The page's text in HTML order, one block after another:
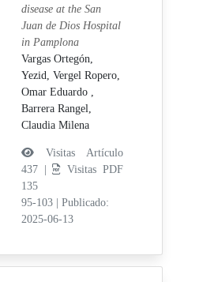
disease at the San
Juan de Dios Hospital
in Pamplona
Vargas Ortegón,
Yezid, Vergel Ropero,
Omar Eduardo ,
Barrera Rangel,
Claudia Milena
Visitas Artículo
437 |
Visitas PDF
135
95-103
Publicado:
2025-06-13